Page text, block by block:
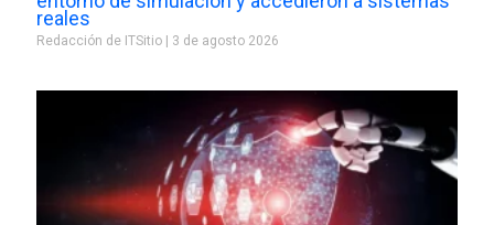
reales
Redacción de ITSitio 3 de agosto 2026